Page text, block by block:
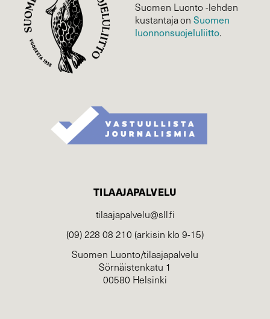
Suomen Luonto -lehden
kustantaja onSuomen
luonnonsuojelu­liitto.
TILAAJAPALVELU
tilaajapalvelu@sll.fi
(09) 228 08 210 (arkisin klo 9-15)
Suomen Luonto/tilaajapalvelu
Sörnäistenkatu 1
00580 Helsinki